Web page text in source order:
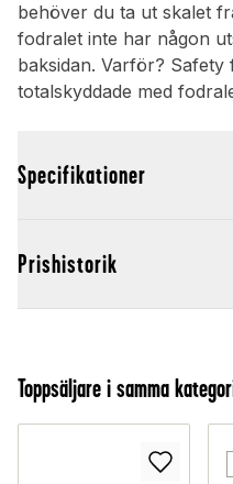
behöver du ta ut skalet
fodralet inte har någon
baksidan. Varför?
totalskyddade med
Specifikationer
Prishistorik
Toppsäljare i samma